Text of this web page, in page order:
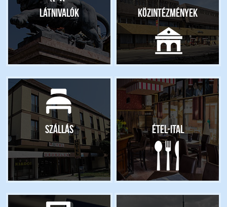
Látnivalók Közintézmények
Szállás Étel-ital